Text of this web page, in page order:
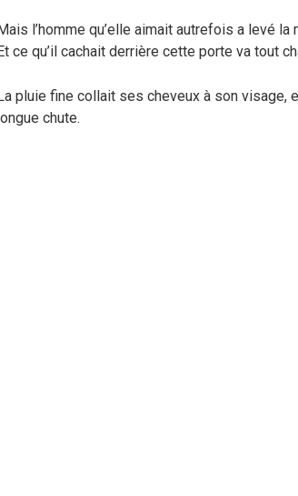
Mais l’homme qu’elle aimait autrefois a levé
Et ce qu’il cachait derrière cette porte va tout
La pluie fine collait ses cheveux à son visage,
longue chute.